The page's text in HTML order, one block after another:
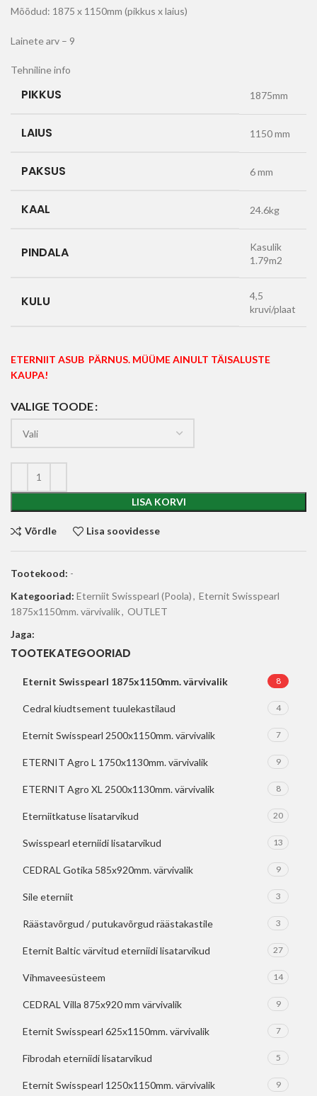
oli:
is:
Mõõdud: 1875 x 1150mm (pikkus x laius)
Lainete arv – 9
Tehniline info
PIKKUS 1875mm
LAIUS 1150 mm
PAKSUS 6 mm
KAAL 24.6kg
PINDALA
Kasulik
1.79m2
KULU
4,5
kruvi/plaat
ETERNIIT ASUB PÄRNUS. MÜÜME AINULT TÄISALUSTE
KAUPA!
VALIGE TOODE
LISA KORVI
Võrdle Lisa soovidesse
Tootekood: -
Kategooriad: Eterniit Swisspearl (Poola), Eternit Swisspearl
1875x1150mm. värvivalik, OUTLET
Jaga:
TOOTEKATEGOORIAD
Eternit Swisspearl 1875x1150mm. värvivalik 8
Cedral kiudtsement tuulekastilaud 4
Eternit Swisspearl 2500x1150mm. värvivalik 7
ETERNIT Agro L 1750x1130mm. värvivalik 9
ETERNIT Agro XL 2500x1130mm. värvivalik 8
Eterniitkatuse lisatarvikud 20
Swisspearl eterniidi lisatarvikud 13
CEDRAL Gotika 585x920mm. värvivalik 9
Sile eterniit 3
Räästavõrgud / putukavõrgud räästakastile 3
Eternit Baltic värvitud eterniidi lisatarvikud 27
Vihmaveesüsteem 14
CEDRAL Villa 875x920 mm värvivalik 9
Eternit Swisspearl 625x1150mm. värvivalik 7
Fibrodah eterniidi lisatarvikud 5
Eternit Swisspearl 1250x1150mm. värvivalik 9